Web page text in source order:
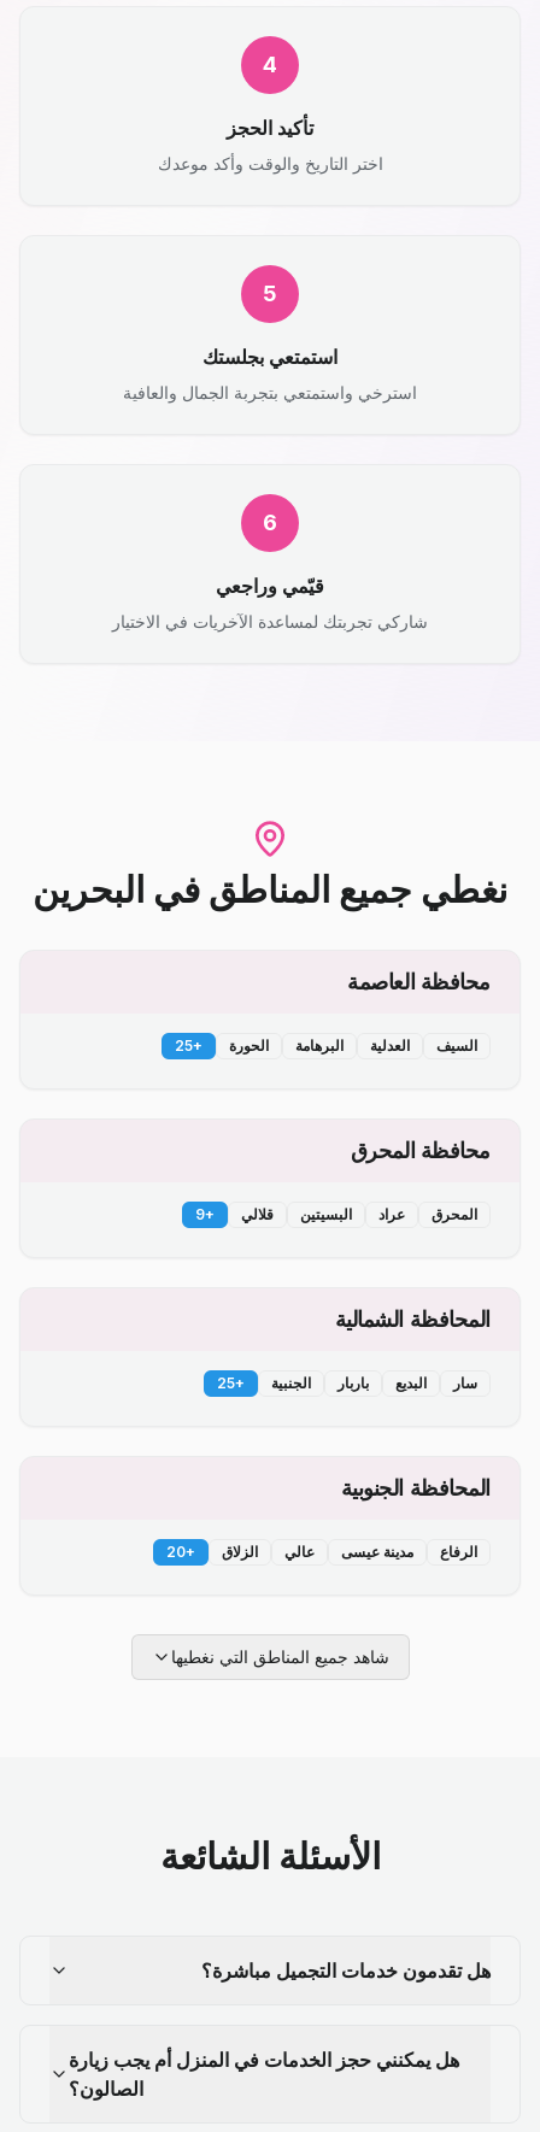
4
تأكيد الحجز
اختر التاريخ والوقت وأكد موعدك
5
استمتعي بجلستك
استرخي واستمتعي بتجربة الجمال والعافية
6
قيّمي وراجعي
شاركي تجربتك لمساعدة الآخريات في الاختيار
نغطي جميع المناطق في البحرين
محافظة العاصمة
السيف العدلية البرهامة الحورة +
25
محافظة المحرق
المحرق عراد البسيتين قلالي +
9
المحافظة الشمالية
سار البديع باربار الجنبية +
25
المحافظة الجنوبية
الرفاع مدينة عيسى عالي الزلاق +
20
شاهد جميع المناطق التي نغطيها
الأسئلة الشائعة
هل تقدمون خدمات التجميل مباشرة؟
هل يمكنني حجز الخدمات في المنزل أم يجب زيارة
الصالون؟